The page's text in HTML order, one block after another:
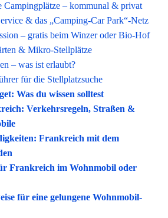
Campingplätze – kommunal & privat
& das „Camping-Car Park“-Netz
– gratis beim Winzer oder Bio-Hof
& Mikro-Stellplätze
– was ist erlaubt?
für die Stellplatzsuche
Was du wissen solltest
Verkehrsregeln, Straßen &
Frankreich mit dem
Frankreich im Wohnmobil oder
für eine gelungene Wohnmobil-